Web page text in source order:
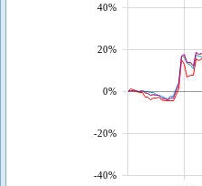
-40%
-20%
0%
20%
40%